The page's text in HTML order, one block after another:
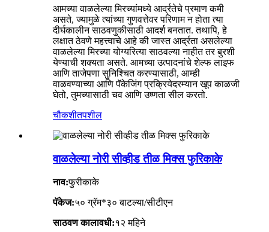
आमच्या वाळलेल्या मिरच्यांमध्ये आर्द्रतेचे प्रमाण कमी
असते, ज्यामुळे त्यांच्या गुणवत्तेवर परिणाम न होता त्या
दीर्घकालीन साठवणुकीसाठी आदर्श बनतात. तथापि, हे
लक्षात ठेवणे महत्त्वाचे आहे की जास्त आर्द्रता असलेल्या
वाळलेल्या मिरच्या योग्यरित्या साठवल्या नाहीत तर बुरशी
येण्याची शक्यता असते. आमच्या उत्पादनांचे शेल्फ लाइफ
आणि ताजेपणा सुनिश्चित करण्यासाठी, आम्ही
वाळवण्याच्या आणि पॅकेजिंग प्रक्रियेदरम्यान खूप काळजी
घेतो, तुमच्यासाठी चव आणि उष्णता सील करतो.
चौकशीतपशील
वाळलेल्या नोरी सीव्हीड तीळ मिक्स फुरिकाके
नाव:फुरीकाके
पॅकेज:५० ग्रॅम*३० बाटल्या/सीटीएन
साठवण कालावधी:१२ महिने